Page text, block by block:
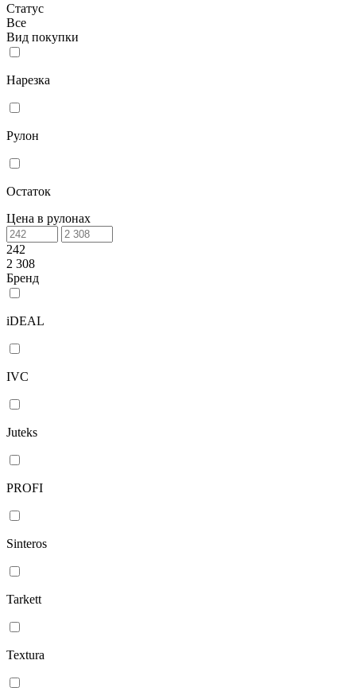
Статус
Все
Вид покупки
Нарезка
Рулон
Остаток
Цена в рулонах
242
2 308
Бренд
iDEAL
IVC
Juteks
PROFI
Sinteros
Tarkett
Textura